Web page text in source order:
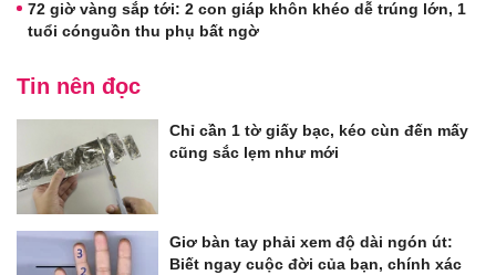
72 giờ vàng sắp tới: 2 con giáp khôn khéo dễ trúng lớn, 1
tuổi cónguồn thu phụ bất ngờ
Tin nên đọc
Chỉ cần 1 tờ giấy bạc, kéo cùn đến mấy
cũng sắc lẹm như mới
Giơ bàn tay phải xem độ dài ngón út:
Biết ngay cuộc đời của bạn, chính xác